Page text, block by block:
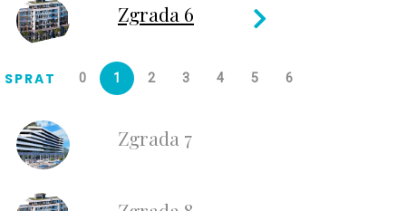
Zgrada 6
SPRAT 0 1 2 3 4 5 6
Zgrada 7